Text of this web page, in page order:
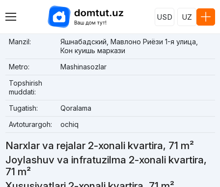
USD UZ
Manzil:
Яшнабадский, Мавлоно Риёзи 1-я улица,
Кон куишь маркази
Metro:
Mashinasozlar
Topshirish
muddati:
Tugatish:
Qoralama
Avtoturargoh:
ochiq
Narxlar va rejalar 2-xonali kvartira, 71 m²
Joylashuv va infratuzilma 2-xonali kvartira,
71 m²